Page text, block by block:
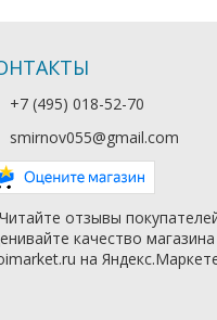
+7 (495) 018-52-70
smirnov055@gmail.com